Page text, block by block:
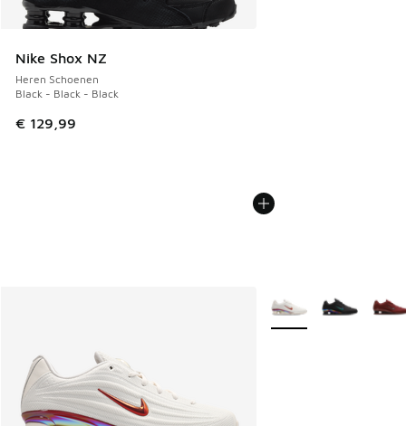
Nike Shox NZ
Heren Schoenen
Black - Black - Black
€ 129,99
Meer kleuren